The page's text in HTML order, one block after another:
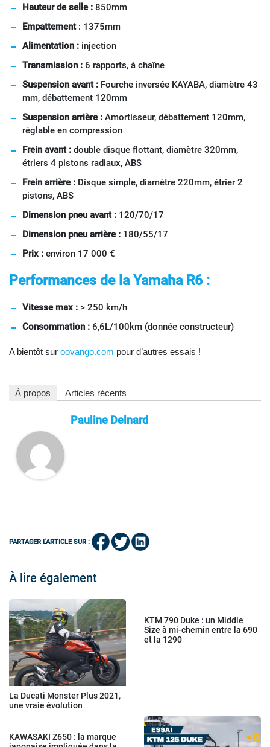
Hauteur de selle : 850mm
Empattement: 1375mm
Alimentation : injection
Transmission : 6 rapports, à chaîne
Suspension avant : Fourche inversée KAYABA, diamètre 43
mm, débattement 120mm
Suspension arrière : Amortisseur, débattement 120mm,
réglable en compression
Frein avant : double disque flottant, diamètre 320mm,
étriers 4 pistons radiaux, ABS
Frein arrière : Disque simple, diamètre 220mm, étrier 2
pistons, ABS
Dimension pneu avant : 120/70/17
Dimension pneu arrière : 180/55/17
Prix : environ 17 000 €
Performances de la Yamaha R6 :
Vitesse max : > 250 km/h
Consommation : 6,6L/100km (donnée constructeur)
A bientôt sur oovango.com pour d’autres essais !
À propos Articles récents
Pauline Delnard
PARTAGER L'ARTICLE SUR :
À lire également
La Ducati Monster Plus 2021,
une vraie évolution
KTM 790 Duke : un Middle
Size à mi-chemin entre la 690
et la 1290
KAWASAKI Z650 : la marque